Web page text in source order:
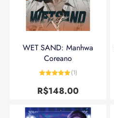
WET SAND: Manhwa
Coreano
de 5
(1)
R$148.00